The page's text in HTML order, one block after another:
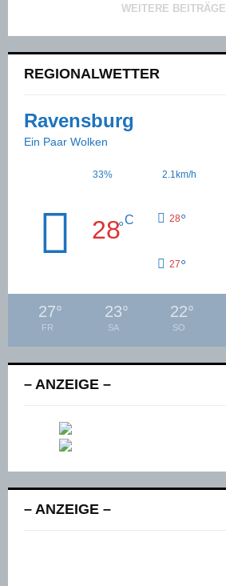
WEITERE BEITRÄGE
REGIONALWETTER
Ravensburg
Ein Paar Wolken
33% 2.1km/h
28°C 28°
27°
27°
FR
23°
SA
22°
SO
– ANZEIGE –
– ANZEIGE –